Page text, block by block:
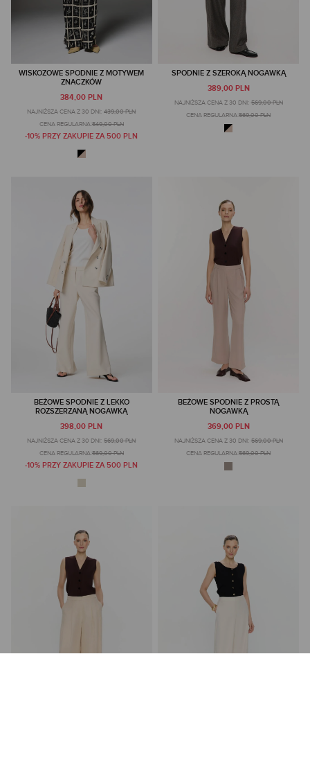
WISKOZOWE SPODNIE Z MOTYWEM
ZNACZKÓW
384,00 PLN
NAJNIŻSZA CENA Z 30 DNI: 439,00 PLN
CENA REGULARNA:549,00 PLN
-10% PRZY ZAKUPIE ZA 500 PLN
SPODNIE Z SZEROKĄ NOGAWKĄ
389,00 PLN
NAJNIŻSZA CENA Z 30 DNI: 569,00 PLN
CENA REGULARNA:569,00 PLN
BEŻOWE SPODNIE Z LEKKO
ROZSZERZANĄ NOGAWKĄ
398,00 PLN
NAJNIŻSZA CENA Z 30 DNI: 569,00 PLN
CENA REGULARNA:569,00 PLN
-10% PRZY ZAKUPIE ZA 500 PLN
BEŻOWE SPODNIE Z PROSTĄ
NOGAWKĄ
369,00 PLN
NAJNIŻSZA CENA Z 30 DNI: 569,00 PLN
CENA REGULARNA:569,00 PLN